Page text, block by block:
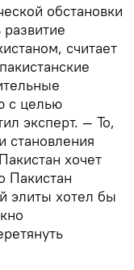
обстановки
считает
с целью
эксперт. — То,
становления
хочет
Пакистан
элиты хотел бы